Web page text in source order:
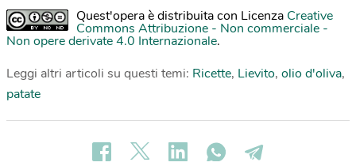
Quest'opera è distribuita con Licenza Creative
Commons Attribuzione - Non commerciale -
Non opere derivate 4.0 Internazionale.
Leggi altri articoli su questi temi: Ricette, Lievito, olio d'oliva,
patate